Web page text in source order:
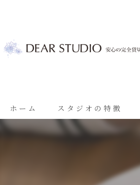
ホーム スタジオの特徴